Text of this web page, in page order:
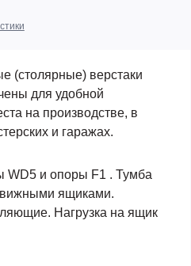
(столярные) верстаки
для удобной
на производстве, в
и гаражах.
WD5 и опоры F1 . Тумба
ящиками.
Нагрузка на ящик